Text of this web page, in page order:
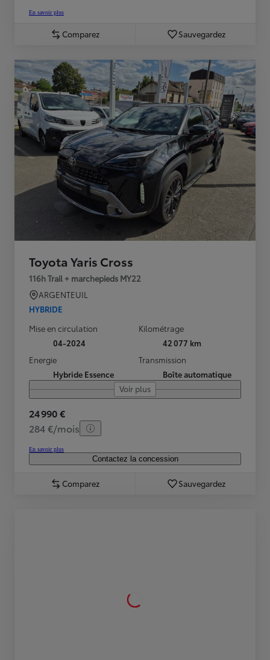
En savoir plus
Comparez Sauvegardez
Toyota Yaris Cross
116h Trail + marchepieds MY22
ARGENTEUIL
HYBRIDE
Mise en circulation
04-2024
Kilométrage
42 077 km
Energie
Hybride Essence
Transmission
Boîte automatique
Voir plus
24 990 €
284 €/mois
En savoir plus
Contactez la concession
Comparez Sauvegardez